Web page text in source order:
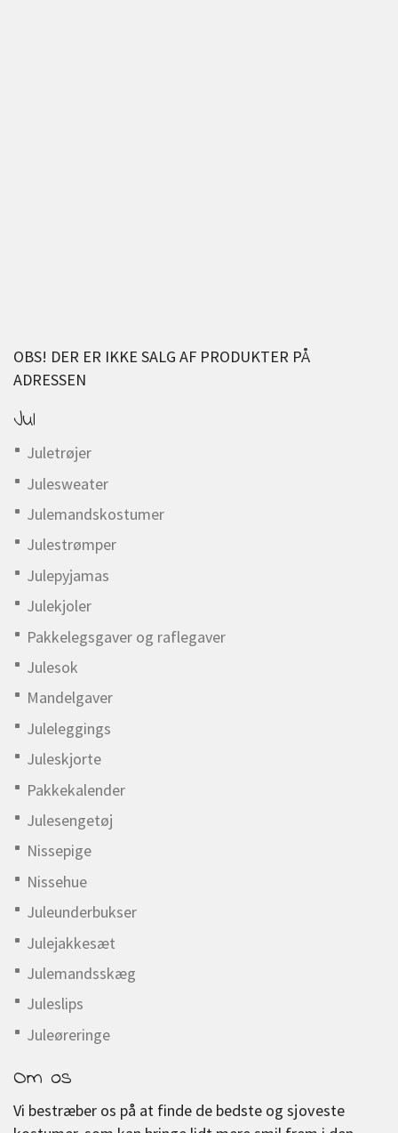
OBS! DER ER IKKE SALG AF PRODUKTER PÅ
ADRESSEN
Jul
Juletrøjer
Julesweater
Julemandskostumer
Julestrømper
Julepyjamas
Julekjoler
Pakkelegsgaver og raflegaver
Julesok
Mandelgaver
Juleleggings
Juleskjorte
Pakkekalender
Julesengetøj
Nissepige
Nissehue
Juleunderbukser
Julejakkesæt
Julemandsskæg
Juleslips
Juleøreringe
Om os
Vi bestræber os på at finde de bedste og sjoveste